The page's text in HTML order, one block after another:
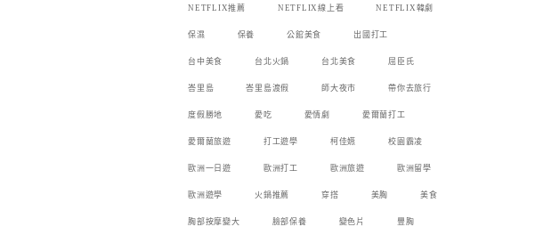
NETFLIX推薦 NETFLIX線上看 NETFLIX韓劇
保濕 保養 公館美食 出國打工
台中美食 台北火鍋 台北美食 屈臣氏
峇里島 峇里島渡假 師大夜市 帶你去旅行
度假勝地 愛吃 愛情劇 愛爾蘭打工
愛爾蘭旅遊 打工遊學 柯佳嬿 校園霸凌
歐洲一日遊 歐洲打工 歐洲旅遊 歐洲留學
歐洲遊學 火鍋推薦 穿搭 美胸 美食
胸部按摩變大 臉部保養 變色片 豐胸